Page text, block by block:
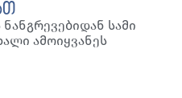
სამი
ამოიყვანეს